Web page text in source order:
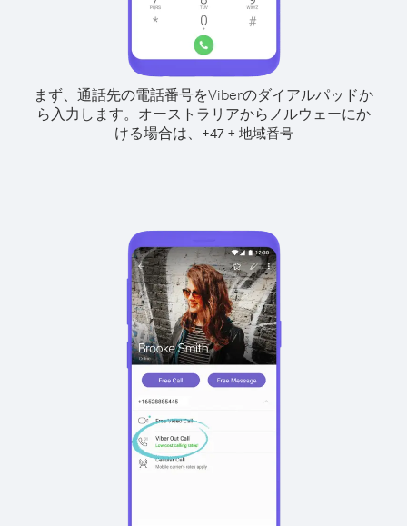
まず、通話先の電話番号をViberのダイアルパッドか
ら入力します。 オーストラリアからノルウェーにか
ける場合は、
+47+ 地域番号